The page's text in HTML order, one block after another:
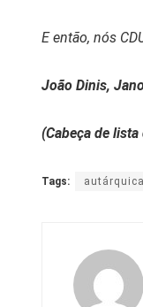
E então, nós
João Dinis,
(Cabeça de
Tags: